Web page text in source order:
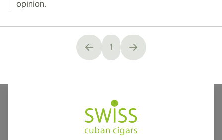
opinion.
You're currently reading page
1